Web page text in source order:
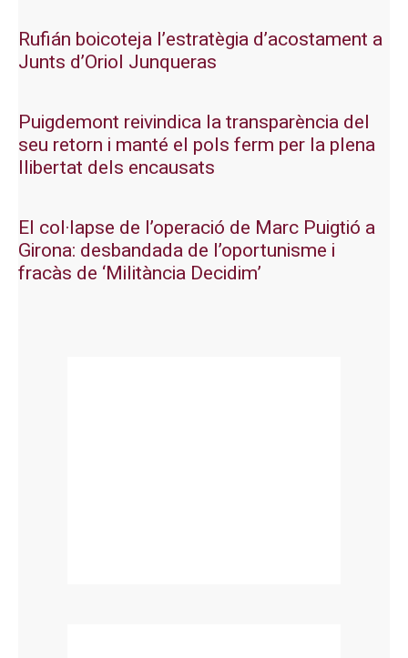
Rufián boicoteja l’estratègia d’acostament a
Junts d’Oriol Junqueras
Puigdemont reivindica la transparència del
seu retorn i manté el pols ferm per la plena
llibertat dels encausats
El col·lapse de l’operació de Marc Puigtió a
Girona: desbandada de l’oportunisme i
fracàs de ‘Militància Decidim’